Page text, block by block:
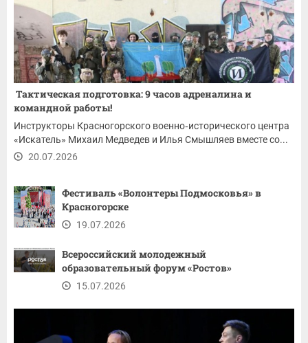
Тактическая подготовка: 9 часов адреналина и
командной работы!
Инструкторы Красногорского военно‑исторического центра
«Искатель» Михаил Медведев и Илья Смышляев вместе со...
20.07.2026
Фестиваль «Волонтеры Подмосковья» в
Красногорске
19.07.2026
Всероссийский молодежный
образовательный форум «Ростов»
15.07.2026